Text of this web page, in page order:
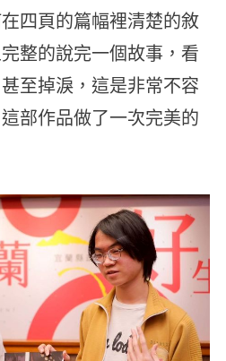
四頁的篇幅裡清楚的敘
整的說完一個故事，看
至掉淚，這是非常不容
部作品做了一次完美的